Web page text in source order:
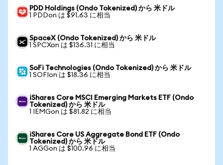
PDD Holdings (Ondo Tokenized) から 米ドル
1 PDDon は $91.63 に相当
SpaceX (Ondo Tokenized) から 米ドル
1 SPCXon は $136.31 に相当
SoFi Technologies (Ondo Tokenized) から 米ドル
1 SOFIon は $18.36 に相当
iShares Core MSCI Emerging Markets ETF (Ondo
Tokenized) から 米ドル
1 IEMGon は $81.82 に相当
iShares Core US Aggregate Bond ETF (Ondo
Tokenized) から 米ドル
1 AGGon は $100.96 に相当